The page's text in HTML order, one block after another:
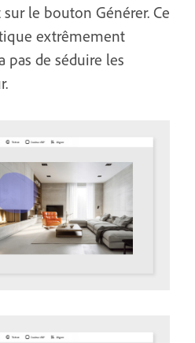
le bouton Générer. Ce
extrêmement
pas de séduire les